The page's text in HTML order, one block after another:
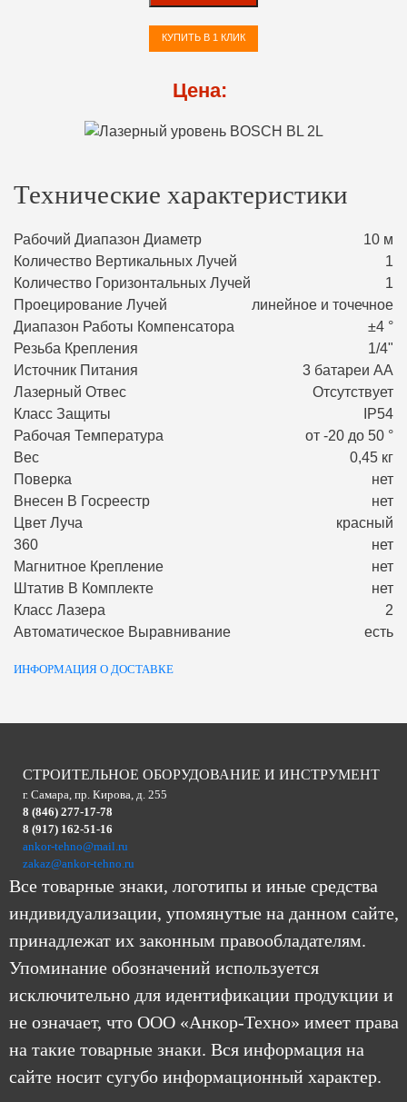
КУПИТЬ В 1 КЛИК
Цена:
Технические характеристики
Рабочий Диапазон Диаметр
10 м
Количество Вертикальных Лучей
1
Количество Горизонтальных Лучей
1
Проецирование Лучей
линейное и точечное
Диапазон Работы Компенсатора
±4 °
Резьба Крепления
1/4"
Источник Питания
3 батареи АА
Лазерный Отвес
Отсутствует
Класс Защиты
IP54
Рабочая Температура
от -20 до 50 °
Вес
0,45 кг
Поверка
нет
Внесен В Госреестр
нет
Цвет Луча
красный
360
нет
Магнитное Крепление
нет
Штатив В Комплекте
нет
Класс Лазера
2
Автоматическое Выравнивание
есть
ИНФОРМАЦИЯ О ДОСТАВКЕ
СТРОИТЕЛЬНОЕ ОБОРУДОВАНИЕ И ИНСТРУМЕНТ
г. Самара, пр. Кирова, д. 255
8 (846) 277-17-78
8 (917) 162-51-16
ankor-tehno@mail.ru
zakaz@ankor-tehno.ru
Все товарные знаки, логотипы и иные средства
индивидуализации, упомянутые на данном сайте,
принадлежат их законным правообладателям.
Упоминание обозначений используется
исключительно для идентификации продукции и
не означает, что ООО «Анкор-Техно» имеет права
на такие товарные знаки. Вся информация на
сайте носит сугубо информационный характер.